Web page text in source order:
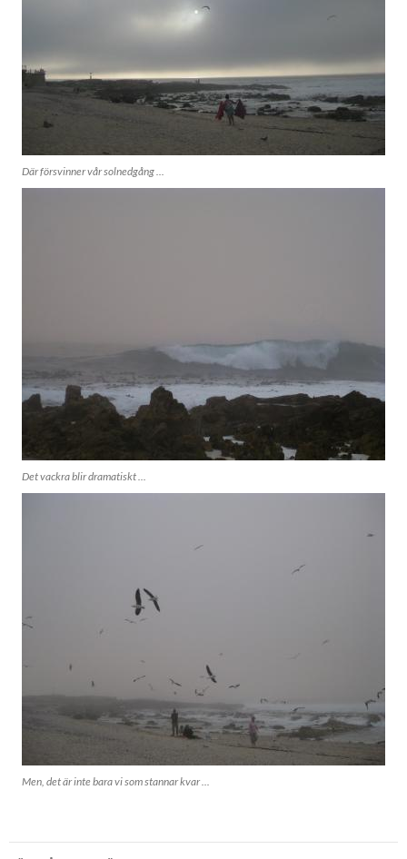
Där försvinner vår solnedgång ...
Det vackra blir dramatiskt ...
Men, det är inte bara vi som stannar kvar ...